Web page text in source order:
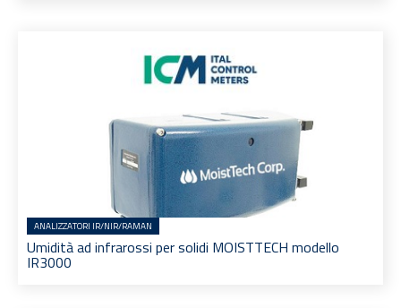
ANALIZZATORI IR/NIR/RAMAN
Umidità ad infrarossi per solidi MOISTTECH modello
IR3000